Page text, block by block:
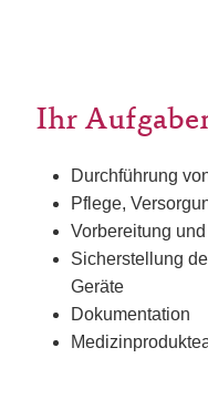
Ihr
Durchführung
Pflege,
Vorbereitung
Sicherstellung
Geräte
Dokumentation